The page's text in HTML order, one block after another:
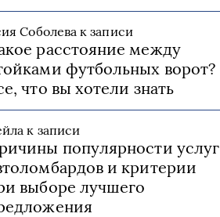
Соболева к записи
расстояние между
футбольных ворот?
что вы хотели знать
к записи
популярности услуг
и критерии
выборе лучшего